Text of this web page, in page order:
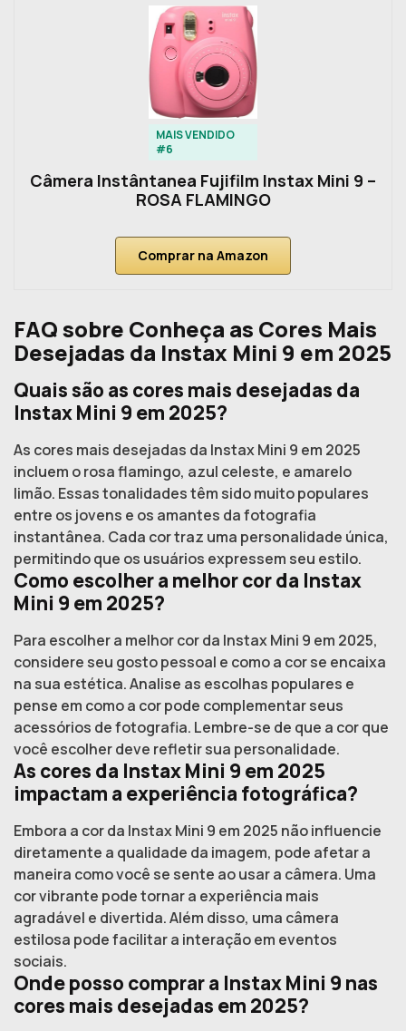
MAIS VENDIDO
#6
Câmera Instântanea Fujifilm Instax Mini 9 –
ROSA FLAMINGO
Comprar na Amazon
FAQ sobre Conheça as Cores Mais
Desejadas da Instax Mini 9 em 2025
Quais são as cores mais desejadas da
Instax Mini 9 em 2025?
As cores mais desejadas da Instax Mini 9 em 2025
incluem o rosa flamingo, azul celeste, e amarelo
limão. Essas tonalidades têm sido muito populares
entre os jovens e os amantes da fotografia
instantânea. Cada cor traz uma personalidade única,
permitindo que os usuários expressem seu estilo.
Como escolher a melhor cor da Instax
Mini 9 em 2025?
Para escolher a melhor cor da Instax Mini 9 em 2025,
considere seu gosto pessoal e como a cor se encaixa
na sua estética. Analise as escolhas populares e
pense em como a cor pode complementar seus
acessórios de fotografia. Lembre-se de que a cor que
você escolher deve refletir sua personalidade.
As cores da Instax Mini 9 em 2025
impactam a experiência fotográfica?
Embora a cor da Instax Mini 9 em 2025 não influencie
diretamente a qualidade da imagem, pode afetar a
maneira como você se sente ao usar a câmera. Uma
cor vibrante pode tornar a experiência mais
agradável e divertida. Além disso, uma câmera
estilosa pode facilitar a interação em eventos
sociais.
Onde posso comprar a Instax Mini 9 nas
cores mais desejadas em 2025?